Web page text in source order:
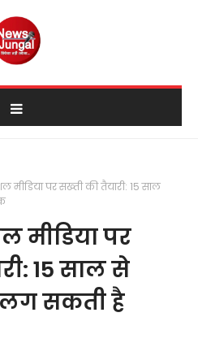
मीडिया पर सख्ती की तैयारी: 15 साल
मीडिया पर
15 साल से
सकती है